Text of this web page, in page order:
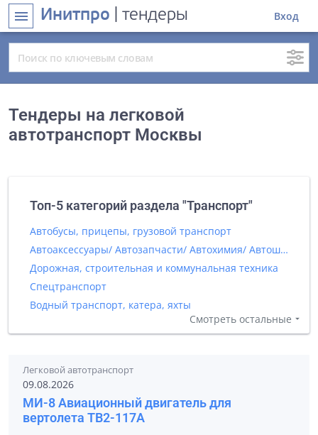
menu Инитпро | тендеры Вход
Тендеры на легковой
автотранспорт Москвы
Топ-5 категорий раздела "Транспорт"
Автобусы, прицепы, грузовой транспорт
Автоаксессуары/ Автозапчасти/ Автохимия/ Автошины
Дорожная, строительная и коммунальная техника
Спецтранспорт
Водный транспорт, катера, яхты
Смотреть остальные
Легковой автотранспорт
09.08.2026
МИ-8 Авиационный двигатель для
вертолета ТВ2-117А